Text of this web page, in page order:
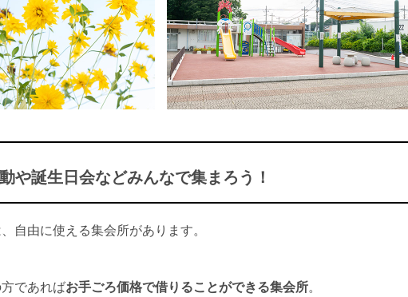
や誕生日会などみんなで集まろう！
自由に使える集会所があります。
であればお手ごろ価格で借りることができる集会所。